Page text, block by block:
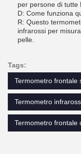
per persone di tutte
D: Come funziona
R: Questo
infrarossi per
pelle.
Tags:
Termometro frontale
Termometro
Termometro frontale